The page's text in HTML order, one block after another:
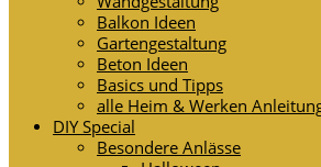
Balkon Ideen
Gartengestaltung
Beton Ideen
Basics und Tipps
alle Heim & Werken
DIY Special
Besondere Anlässe